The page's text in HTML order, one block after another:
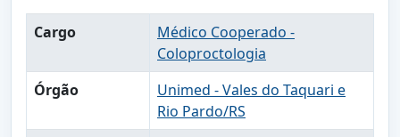
Cargo
Médico Cooperado -
Coloproctologia
Órgão
Unimed - Vales do Taquari e
Rio Pardo/RS